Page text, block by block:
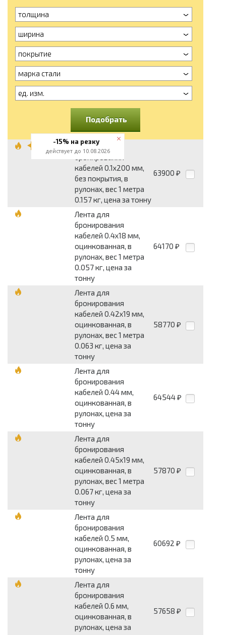
толщина
ширина
покрытие
марка стали
ед. изм.
Подобрать
Лента для
бронирования
кабелей 0.1x200 мм,
без покрытия, в
рулонах, вес 1 метра
0.157 кг, цена за тонну
63900 ₽
Лента для
бронирования
кабелей 0.4x18 мм,
оцинкованная, в
рулонах, вес 1 метра
0.057 кг, цена за
тонну
64170 ₽
Лента для
бронирования
кабелей 0.42x19 мм,
оцинкованная, в
рулонах, вес 1 метра
0.063 кг, цена за
тонну
58770 ₽
Лента для
бронирования
кабелей 0.44 мм,
оцинкованная, в
рулонах, цена за
тонну
64544 ₽
Лента для
бронирования
кабелей 0.45x19 мм,
оцинкованная, в
рулонах, вес 1 метра
0.067 кг, цена за
тонну
57870 ₽
Лента для
бронирования
кабелей 0.5 мм,
оцинкованная, в
рулонах, цена за
тонну
60692 ₽
Лента для
бронирования
кабелей 0.6 мм,
оцинкованная, в
рулонах, цена за
57658 ₽
-15% на резку
действует до 10.08.2026